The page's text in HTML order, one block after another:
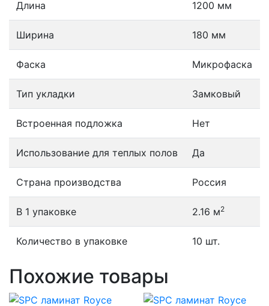
Длина 1200 мм
Ширина 180 мм
Фаска Микрофаска
Тип укладки Замковый
Встроенная подложка Нет
Использование для теплых полов Да
Страна производства Россия
В 1 упаковке 2.16 м2
Количество в упаковке 10 шт.
Похожие товары